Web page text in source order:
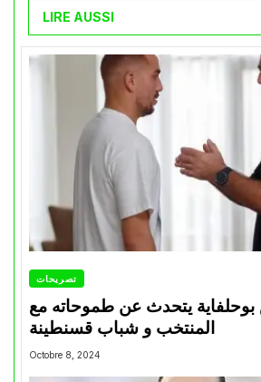
LIRE AUSSI
تصريحات
بوحلفاية يتحدث عن طموحاته مع
المنتخب و شباب قسنطينة
Octobre 8, 2024